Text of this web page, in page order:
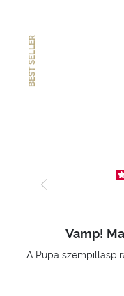
BEST SELLER
Vamp!